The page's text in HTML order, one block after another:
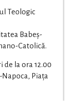
Teologic
Babeş-
Catolică.
de la ora 12.00
Piața